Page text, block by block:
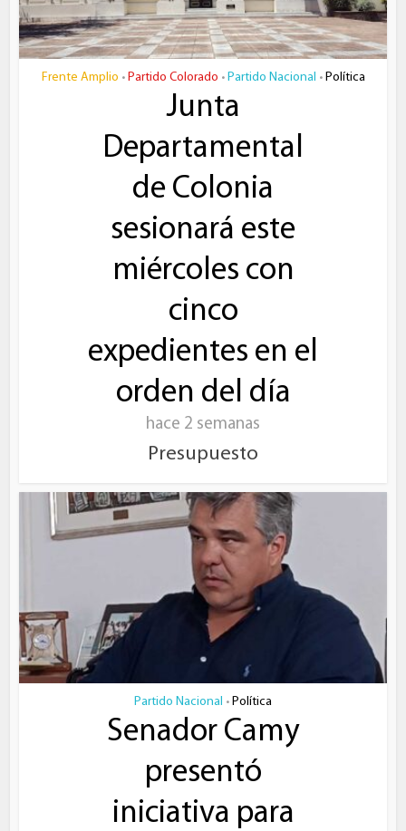
Frente Amplio • Partido Colorado • Partido Nacional • Política
Junta
Departamental
de Colonia
sesionará este
miércoles con
cinco
expedientes en el
orden del día
hace 2 semanas
Presupuesto
Partido Nacional • Política
Senador Camy
presentó
iniciativa para